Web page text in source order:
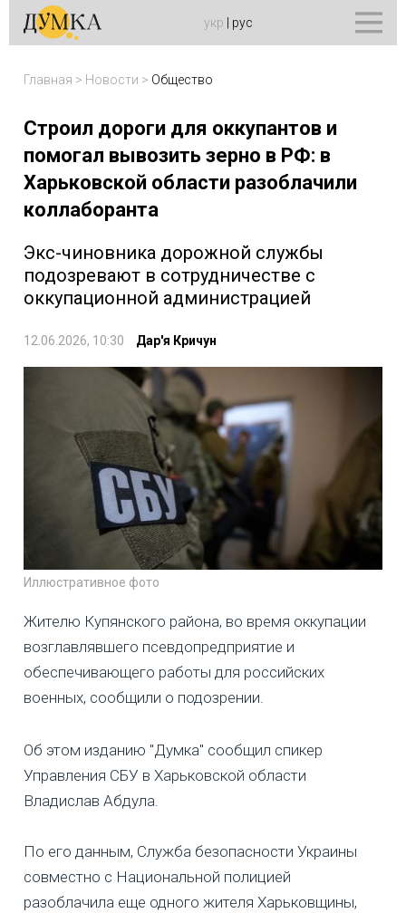
укр рус
Главная > Новости > Общество
Строил дороги для оккупантов и
помогал вывозить зерно в РФ: в
Харьковской области разоблачили
коллаборанта
Экс-чиновника дорожной службы
подозревают в сотрудничестве с
оккупационной администрацией
12.06.2026, 10:30 Дар'я Кричун
Иллюстративное фото
Жителю Купянского района, во время оккупации
возглавлявшего псевдопредприятие и
обеспечивающего работы для российских
военных, сообщили о подозрении.
Об этом изданию "Думка" сообщил спикер
Управления СБУ в Харьковской области
Владислав Абдула.
По его данным, Служба безопасности Украины
совместно с Национальной полицией
разоблачила еще одного жителя Харьковщины,